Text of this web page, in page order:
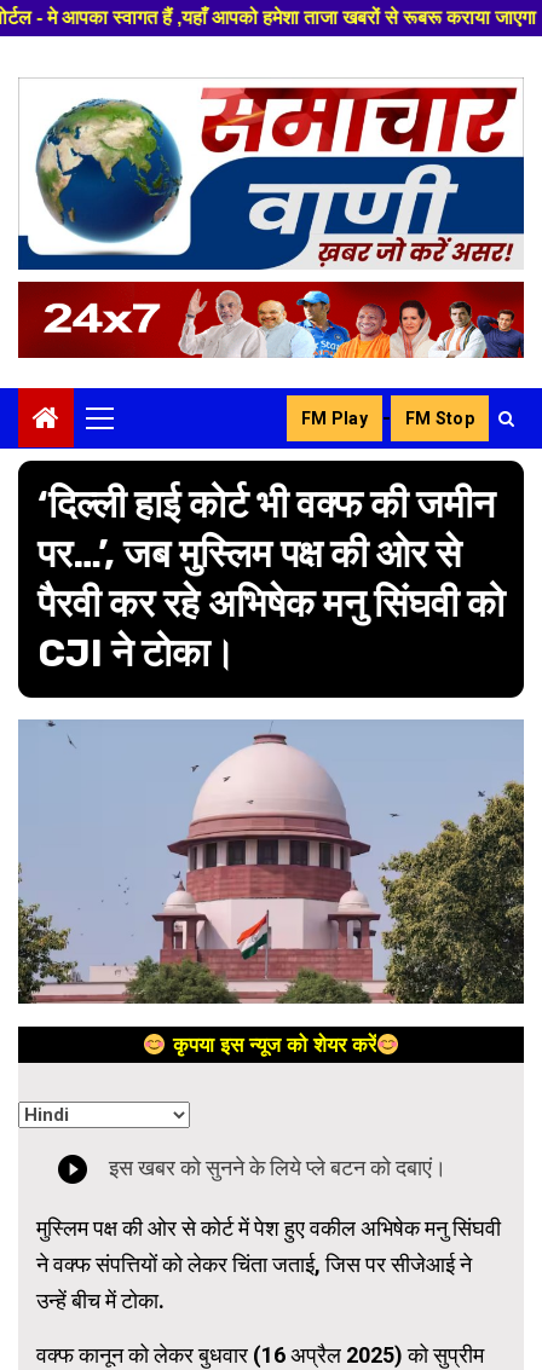
आपको हमेशा ताजा खबरों से रूबरू कराया जाएगा , खबर ओर
content
Primary
Menu
FM Play - FM Stop
‘दिल्ली हाई कोर्ट भी वक्फ की जमीन
पर…’, जब मुस्लिम पक्ष की ओर से
पैरवी कर रहे अभिषेक मनु सिंघवी को
CJI ने टोका।
कृपया इस न्यूज को शेयर करें
मुस्लिम पक्ष की ओर से कोर्ट में पेश हुए वकील अभिषेक मनु सिंघवी
ने वक्फ संपत्तियों को लेकर चिंता जताई, जिस पर सीजेआई ने
उन्हें बीच में टोका.
वक्फ कानून को लेकर बुधवार (16 अप्रैल 2025) को सुप्रीम